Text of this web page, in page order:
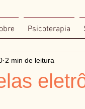
Psicoterapia
2 min de leitura